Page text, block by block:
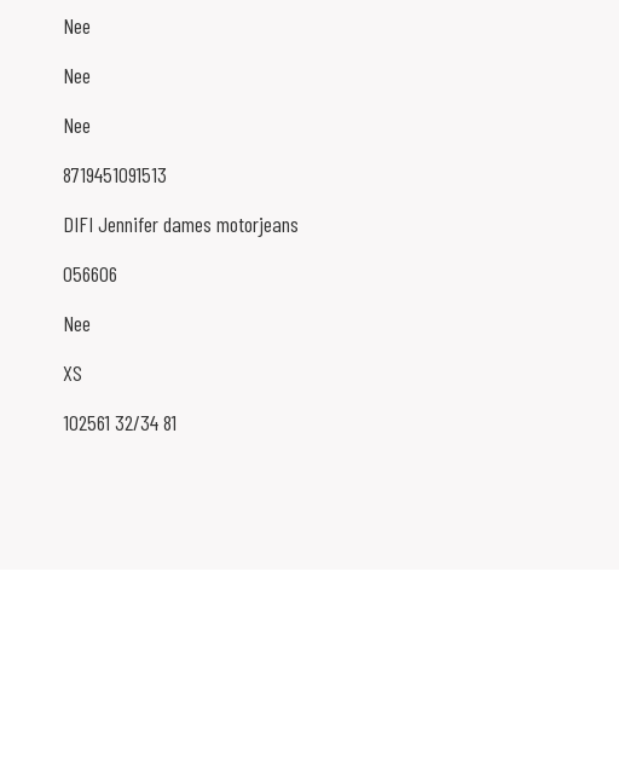
Nee
Nee
Nee
8719451091513
DIFI Jennifer dames motorjeans
056606
Nee
XS
102561 32/34 81